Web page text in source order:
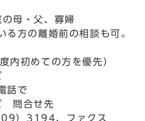
母・父、寡婦
方の離婚前の相談も可。
内初めての方を優先）
話で
問合せ先
）3194、ファクス